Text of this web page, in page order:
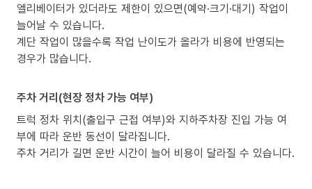
엘리베이터가 있더라도 제한이 있으면(예약·크기·대기) 작업이
늘어날 수 있습니다.
계단 작업이 많을수록 작업 난이도가 올라가 비용에 반영되는
경우가 많습니다.
주차 거리(현장 정차 가능 여부)
트럭 정차 위치(출입구 근접 여부)와 지하주차장 진입 가능 여
부에 따라 운반 동선이 달라집니다.
주차 거리가 길면 운반 시간이 늘어 비용이 달라질 수 있습니다.